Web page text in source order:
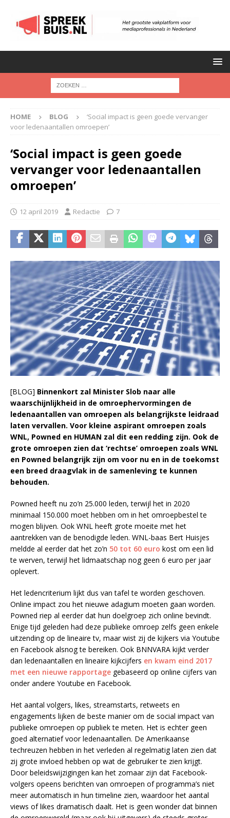
HOME BLOG
‘Social impact is geen goede vervanger
voor ledenaantallen omroepen’
‘Social impact is geen goede
vervanger voor ledenaantallen
omroepen’
12 april 2019 Redactie 7
[BLOG] Binnenkort zal Minister Slob naar alle
waarschijnlijkheid in de omroephervormingen de
ledenaantallen van omroepen als belangrijkste leidraad
laten vervallen. Voor kleine aspirant omroepen zoals
WNL, Powned en HUMAN zal dit een redding zijn. Ook de
grote omroepen zien dat ‘rechtse’ omroepen zoals WNL
en Powned belangrijk zijn om voor nu en in de toekomst
een breed draagvlak in de samenleving te kunnen
behouden.
Powned heeft nu zo’n 25.000 leden, terwijl het in 2020
minimaal 150.000 moet hebben om in het omroepbestel te
mogen blijven. Ook WNL heeft grote moeite met het
aantrekken van de benodigde leden. WNL-baas Bert Huisjes
meldde al eerder dat het zo’n 50 tot 60 euro kost om een lid
te werven, terwijl het lidmaatschap nog geen 6 euro per jaar
oplevert.
Het ledencriterium lijkt dus van tafel te worden geschoven.
Online impact zou het nieuwe adagium moeten gaan worden.
Powned riep al eerder dat hun doelgroep zich online bevindt.
Enige tijd geleden had deze publieke omroep zelfs geen enkele
uitzending op de lineaire tv, maar wist zij de kijkers via Youtube
en Facebook alsnog te bereiken. Ook BNNVARA kijkt verder
dan ledenaantallen en lineaire kijkcijfers en kwam eind 2017
met een nieuwe rapportage gebaseerd op online cijfers van
onder andere Youtube en Facebook.
Het aantal volgers, likes, streamstarts, retweets en
engagements lijken de beste manier om de social impact van
publieke omroepen op publiek te meten. Het is echter geen
goed alternatief voor ledenaantallen. De Amerikaanse
techreuzen hebben in het verleden al regelmatig laten zien dat
zij grote invloed hebben op wat de gebruiker te zien krijgt.
Door beleidswijzigingen kan het zomaar zijn dat Facebook-
volgers opeens berichten van omroepen of programma’s niet
meer automatisch in hun timeline zien, waardoor het aantal
views of likes dramatisch daalt. Het is geen wonder dat binnen